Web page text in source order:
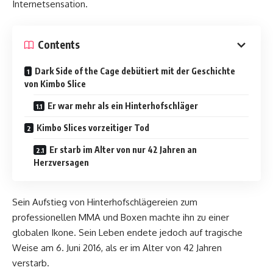
Internetsensation.
Contents
Dark Side of the Cage debütiert mit der Geschichte
von Kimbo Slice
Er war mehr als ein Hinterhofschläger
Kimbo Slices vorzeitiger Tod
Er starb im Alter von nur 42 Jahren an
Herzversagen
Sein Aufstieg von Hinterhofschlägereien zum
professionellen MMA und Boxen machte ihn zu einer
globalen Ikone. Sein Leben endete jedoch auf tragische
Weise am 6. Juni 2016, als er im Alter von 42 Jahren
verstarb.